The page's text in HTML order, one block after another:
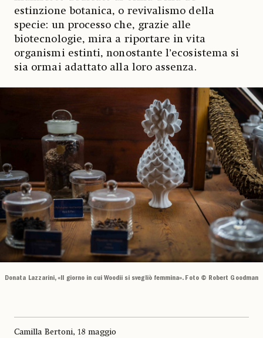
estinzione botanica, o revivalismo della
specie: un processo che, grazie alle
biotecnologie, mira a riportare in vita
organismi estinti, nonostante l’ecosistema si
sia ormai adattato alla loro assenza.
Donata Lazzarini, «Il giorno in cui Woodii si svegliò femmina». Foto © Robert Goodman
Camilla Bertoni, 18 maggio